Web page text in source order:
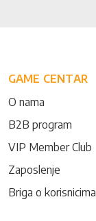
GAME CENTAR
O nama
B2B program
VIP Member Club
Zaposlenje
Briga o korisnicima